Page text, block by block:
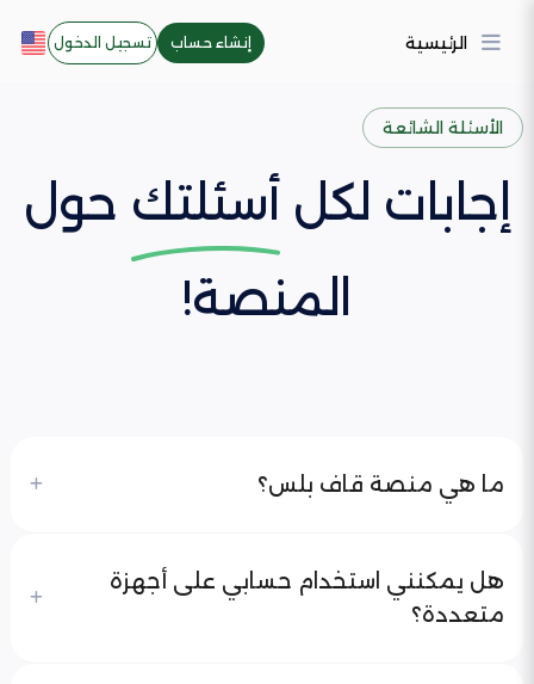
الرئيسية إنشاء حساب تسجيل الدخول
الأسئلة الشائعة
إجابات لكل أسئلتك حول
المنصة!
ما هي منصة قاف بلس؟
هل يمكنني استخدام حسابي على أجهزة
متعددة؟